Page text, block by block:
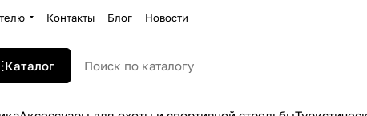
Контакты Блог Новости
Каталог